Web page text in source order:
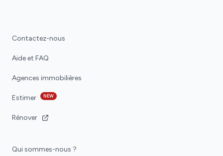
Contactez-nous
Aide et FAQ
Agences immobilières
Estimer NEW
Rénover
Qui sommes-nous ?